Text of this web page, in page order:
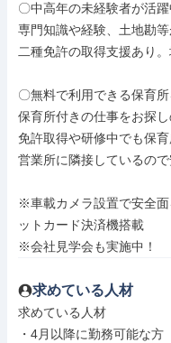
〇中⾼年の未経験者が活
専⾨知識や経験、⼟地勘等
⼆種免許の取得⽀援あり
〇無料で利⽤できる保育
保育所付きの仕事をお探し
免許取得や研修中でも保育
営業所に隣接しているので
※⾞載カメラ設置で安全
ットカード決済機搭載
※会社⾒学会も実施中！
求めている人材
求めている人材
・4月以降に勤務可能な方